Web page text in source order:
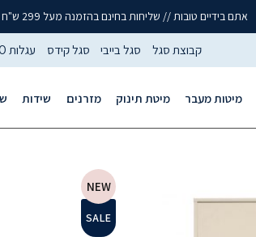
אתם בידיים טובות // שליחות בחינם בהזמנה מעל 299 ש"ח (לא כולל ריהוט ומזרנים)
קבוצת סגל סגל בייבי סגל קידס עגלות YOYO
מיטות מעבר מיטת תינוק מזרנים שידות
SALE
NEW